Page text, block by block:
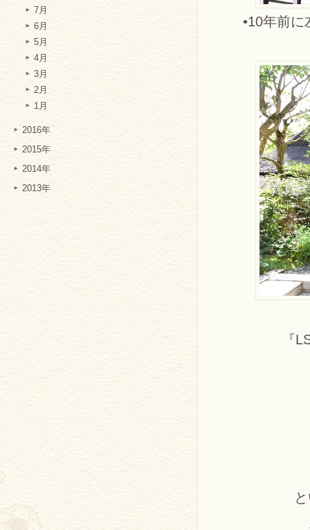
7月
6月
5月
4月
3月
2月
1月
2016年
2015年
2014年
2013年
•10年前
『